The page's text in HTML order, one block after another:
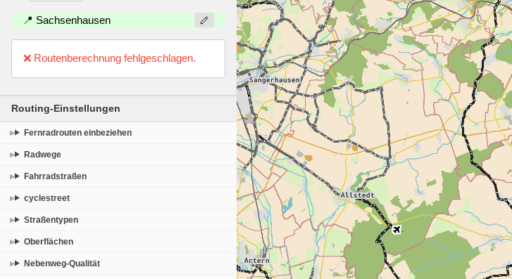
📍 Sachsenhausen
❌ Routenberechnung fehlgeschlagen.
Routing-Einstellungen
Fernradrouten einbeziehen
Radwege
Fahrradstraßen
cyclestreet
Straßentypen
Oberflächen
Nebenweg-Qualität